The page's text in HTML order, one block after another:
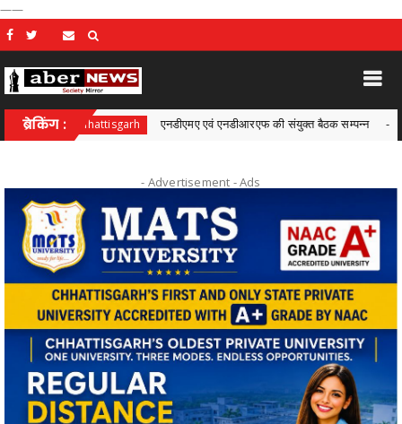
——
ब्रेकिंग :
Chhattisgarh एनडीएमए एवं एनडीआरएफ की संयुक्त बैठक सम्पन्न
- Advertisement -Ads